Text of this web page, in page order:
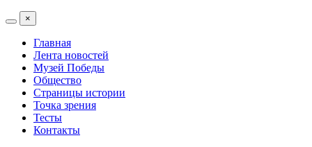
×
Главная
Лента новостей
Музей Победы
Общество
Страницы истории
Точка зрения
Тесты
Контакты